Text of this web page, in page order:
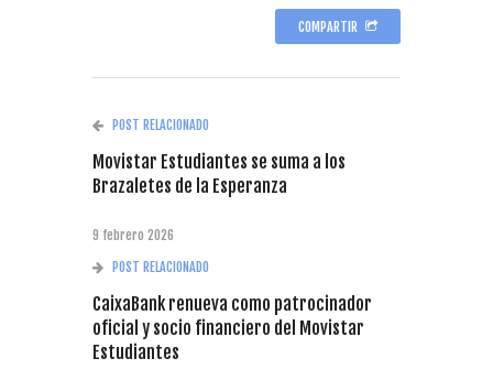
COMPARTIR
POST RELACIONADO
Movistar Estudiantes se suma a los
Brazaletes de la Esperanza
9 febrero 2026
POST RELACIONADO
CaixaBank renueva como patrocinador
oficial y socio financiero del Movistar
Estudiantes